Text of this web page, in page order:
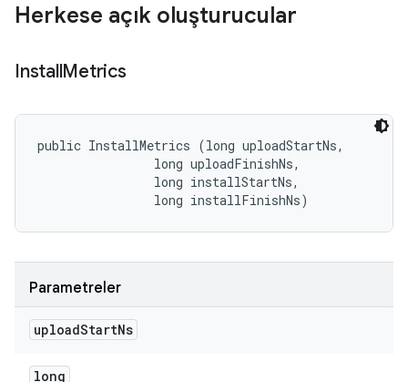
Herkese açık oluşturucular
InstallMetrics
public InstallMetrics (long uploadStartNs,
                long uploadFinishNs,
                long installStartNs,
                long installFinishNs)
Parametreler
uploadStartNs
long